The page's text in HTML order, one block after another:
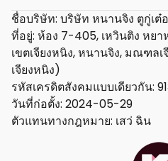
ชื่อบริษัท: บริษัท หนานจิง ตูกู่เต๋
ที่อยู่: ห้อง 7-405, เหวินติง หย
เขตเจียงหนิง, หนานจิง, มณฑล
เจียงหนิง)
รหัสเครดิตสังคมแบบเดียวกัน:
วันที่ก่อตั้ง: 2024-05-29
ตัวแทนทางกฎหมาย: เสว่ ฉิน